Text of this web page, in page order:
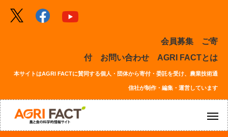
会員募集
ご寄
付
お問い合わせ AGRI FACTとは
本サイトはAGRI FACTに賛同する個人・団体から寄付・委託を受け、農業技術通
信社が制作・編集・運営しています